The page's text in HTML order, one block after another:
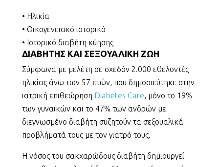
• Ηλικία
• Οικογενειακό ιστορικό
• Ιστορικό διαβήτη κύησης
ΔΙΑΒΗΤΗΣ ΚΑΙ ΣΕΞΟΥΑΛΙΚΗ ΖΩΗ
Σύμφωνα με μελέτη σε σχεδόν 2.000 εθελοντές
ηλικίας άνω των 57 ετών, που δημοσιεύτηκε στην
ιατρική επιθεώρηση Diabetes Care, μόνο το 19%
των γυναικών και το 47% των ανδρών με
διεγνωσμένο διαβήτη συζητούν τα σεξουαλικά
προβλήματά τους με τον γιατρό τους.
Η νόσος του σακχαρώδους διαβήτη δημιουργεί